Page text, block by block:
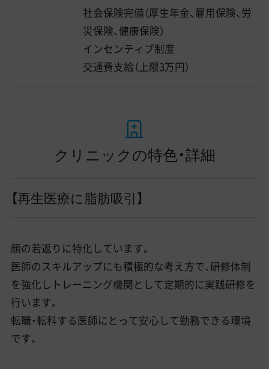
社会保険完備（厚生年金、雇用保険、労
災保険、健康保険）
インセンティブ制度
交通費支給（上限3万円）
クリニックの特色・詳細
【再生医療に脂肪吸引】
顔の若返りに特化しています。
医師のスキルアップにも積極的な考え方で、研修体制
を強化しトレーニング機関として定期的に実践研修を
行います。
転職・転科する医師にとって安心して勤務できる環境
です。